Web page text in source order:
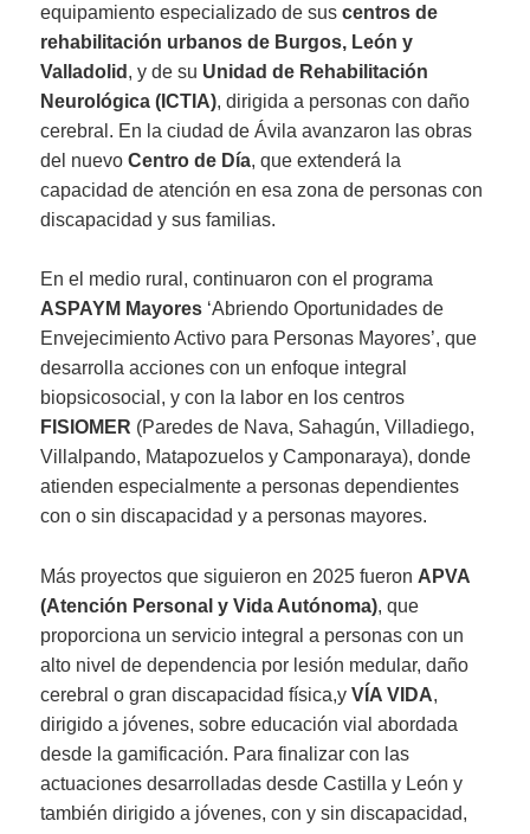
equipamiento especializado de suscentros de
rehabilitación urbanos de Burgos, León y
Valladolid , y de su Unidad de Rehabilitación
Neurológica (ICTIA), dirigida a personas con daño
cerebral. En la ciudad de Ávila avanzaron las obras
del nuevoCentro de Día, que extenderá la
capacidad de atención en esa zona de personas con
discapacidad y sus familias.
En el medio rural, continuaron con el programa
ASPAYM Mayores ‘Abriendo Oportunidades de
Envejecimiento Activo para Personas Mayores’, que
desarrolla acciones con un enfoque integral
biopsicosocial, y con la labor en los centros
FISIOMER (Paredes de Nava, Sahagún, Villadiego,
Villalpando, Matapozuelos y Camponaraya), donde
atienden especialmente a personas dependientes
con o sin discapacidad y a personas mayores.
Más proyectos que siguieron en 2025 fueron APVA
(Atención Personal y Vida Autónoma), que
proporciona un servicio integral a personas con un
alto nivel de dependencia por lesión medular, daño
cerebral o gran discapacidad física,yVÍA VIDA,
dirigido a jóvenes, sobre educación vial abordada
desde la gamificación. Para finalizar con las
actuaciones desarrolladas desde Castilla y León y
también dirigido a jóvenes, con y sin discapacidad,